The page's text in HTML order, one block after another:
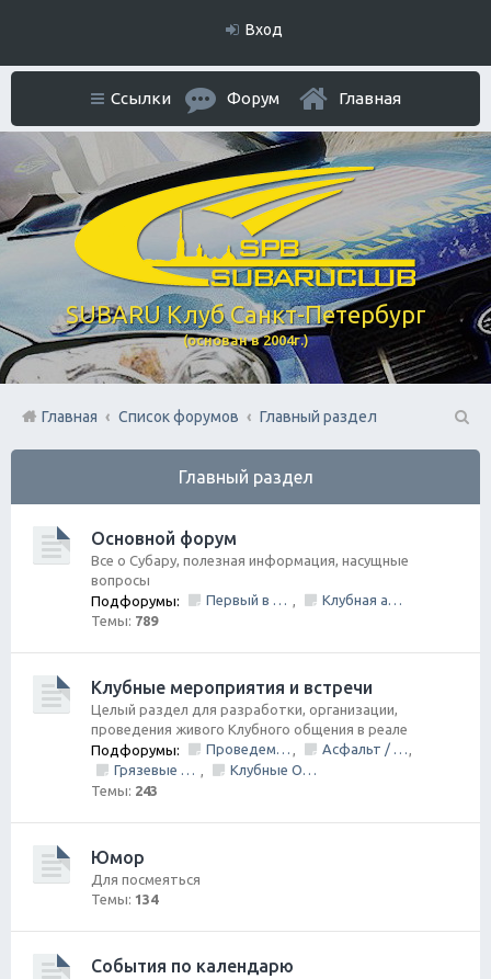
Вход
SUBARU Клуб Санкт-Петербург
(основан в 2004г.)
Ссылки Форум Главная
Главная Список форумов
Главный раздел
П
Главный раздел
Основной форум
Все о Субару, полезная информация, насущные
вопросы
Подфорумы:
Первый в Петербурге Subafest 2015 ,
Клубная атрибутика
Темы: 789
Клубные мероприятия и встречи
Целый раздел для разработки, организации,
проведения живого Клубного общения в реале
Подфорумы:
Проведем День Рождения Клуба, ВМЕСТЕ! , Асфальт / Грунт Покатушки
,
Грязевые покатушки/ Оффроуд
,
Клубные Ориентирования
Темы: 243
Юмор
Для посмеяться
Темы: 134
События по календарю